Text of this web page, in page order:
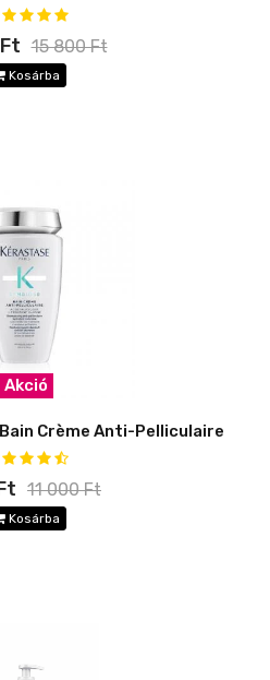
15 800 Ft
Kosárba
Akció
Crème Anti-Pelliculaire
11 000 Ft
Kosárba